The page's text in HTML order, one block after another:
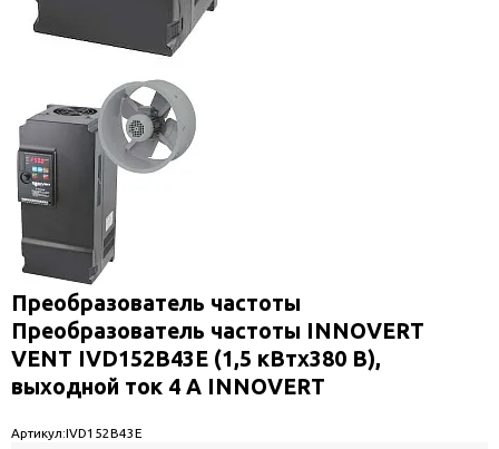
Преобразователь частоты
Преобразователь частоты INNOVERT
VENT IVD152B43E (1,5 кВтx380 В),
выходной ток 4 А INNOVERT
Артикул:IVD152B43E